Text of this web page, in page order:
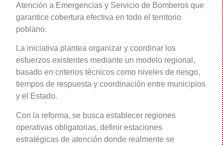
Atención a Emergencias y Servicio de Bomberos que
garantice cobertura efectiva en todo el territorio
poblano.
La iniciativa plantea organizar y coordinar los
esfuerzos existentes mediante un modelo regional,
basado en criterios técnicos como niveles de riesgo,
tiempos de respuesta y coordinación entre municipios
y el Estado.
Con la reforma, se busca establecer regiones
operativas obligatorias, definir estaciones
estratégicas de atención donde realmente se